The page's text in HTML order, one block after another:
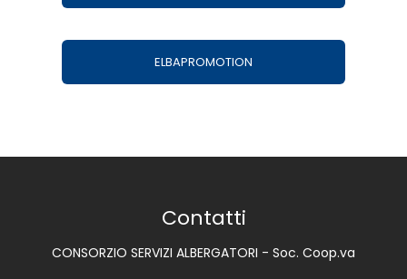
ELBAPROMOTION
Contatti
CONSORZIO SERVIZI ALBERGATORI - Soc. Coop.va